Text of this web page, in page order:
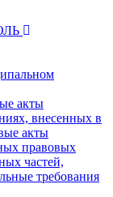
акты
внесенных в
акты
правовых
частей,
требования